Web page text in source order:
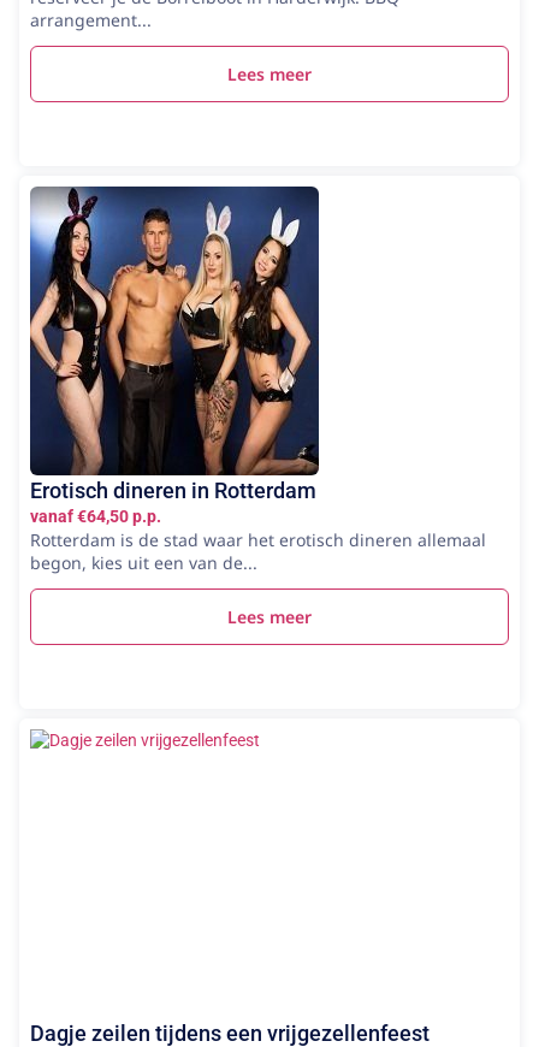
arrangement...
Lees meer
Erotisch dineren in Rotterdam
vanaf €64,50 p.p.
Rotterdam is de stad waar het erotisch dineren allemaal
begon, kies uit een van de...
Lees meer
Dagje zeilen tijdens een vrijgezellenfeest